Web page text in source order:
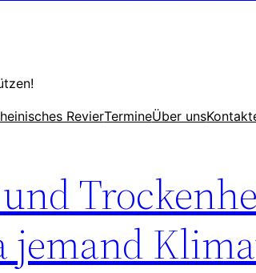
RevierTermineÜber uns
jemand